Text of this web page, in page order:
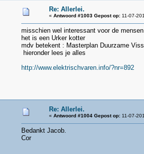
Re: Allerlei.
« Antwoord #1003 Gepost op: 11-07-
misschien wel interessant voor de
het is een Urker kotter
mdv betekent : Masterplan Duurzame
hieronder lees je alles
http://www.elektrischvaren.info/?nr=892
Re: Allerlei.
« Antwoord #1004 Gepost op: 11-07-
Bedankt Jacob.
Cor